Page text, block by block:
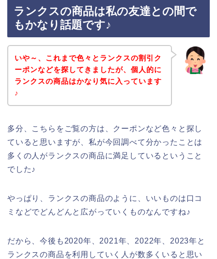
ランクスの商品は私の友達との間で
もかなり話題です♪
いや～、これまで色々とランクスの割引ク
ーポンなどを探してきましたが、個人的に
ランクスの商品はかなり気に入っています
♪
多分、こちらをご覧の方は、クーポンなど色々と探し
ていると思いますが、私が今回調べて分かったことは
多くの人がランクスの商品に満足しているということ
でした♪
やっぱり、ランクスの商品のように、いいものは口コ
ミなどでどんどんと広がっていくものなんですね♪
だから、今後も2020年、2021年、2022年、2023年と
ランクスの商品を利用していく人が数多くいると思い